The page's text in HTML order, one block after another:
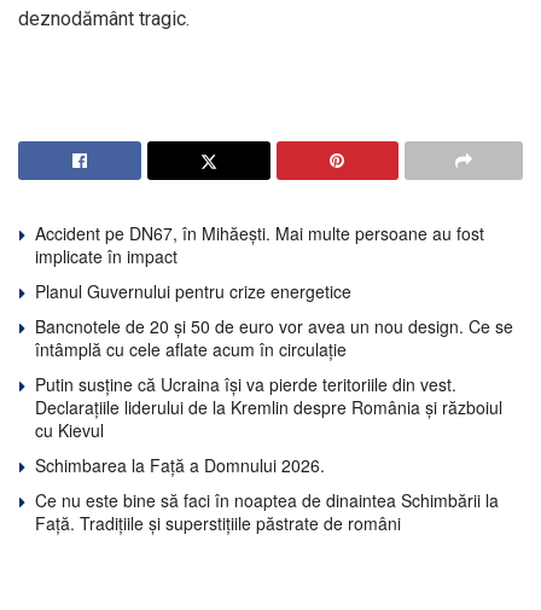
deznodământ tragic.
Accident pe DN67, în Mihăești. Mai multe persoane au fost
implicate în impact
Planul Guvernului pentru crize energetice
Bancnotele de 20 și 50 de euro vor avea un nou design. Ce se
întâmplă cu cele aflate acum în circulație
Putin susține că Ucraina își va pierde teritoriile din vest.
Declarațiile liderului de la Kremlin despre România și războiul
cu Kievul
Schimbarea la Față a Domnului 2026.
Ce nu este bine să faci în noaptea de dinaintea Schimbării la
Față. Tradițiile și superstițiile păstrate de români